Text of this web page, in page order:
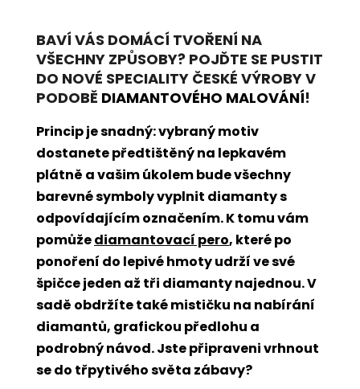
BAVÍ VÁS DOMÁCÍ TVOŘENÍ NA
VŠECHNY ZPŮSOBY? POJĎTE SE PUSTIT
DO NOVÉ SPECIALITY ČESKÉ VÝROBY V
PODOBĚ DIAMANTOVÉHO MALOVÁNÍ!
Princip je snadný: vybraný motiv
dostanete předtištěný na lepkavém
plátně a vašim úkolem bude všechny
barevné symboly vyplnit diamanty s
odpovídajícím označením. K tomu vám
pomůžediamantovací pero, které po
ponoření do lepivé hmoty udrží ve své
špičce jeden až tři diamanty najednou. V
sadě obdržíte také mističku na nabírání
diamantů, grafickou předlohu a
podrobný návod. Jste připraveni vrhnout
se do třpytivého světa zábavy?